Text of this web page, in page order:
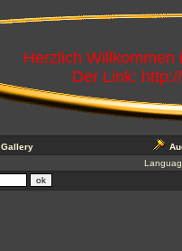
Herzlich
Der Link:
Gallery